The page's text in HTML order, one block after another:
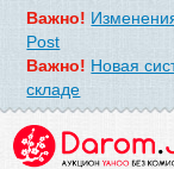
Важно!
Post
Важно! Новая
складе